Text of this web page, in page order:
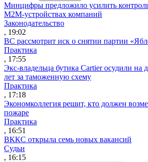
Минцифры предложило усилить
M2M-устройствах компаний
Законодательство
, 19:02
ВС рассмотрит иск о снятии партии
Практика
, 17:55
Экс-владельца бутика Cartier осудили на
лет за таможенную схему
Практика
, 17:18
Экономколлегия решит, кто должен
пожаре
Практика
, 16:51
ВККС открыла семь новых вакансий
Судьи
, 16:15